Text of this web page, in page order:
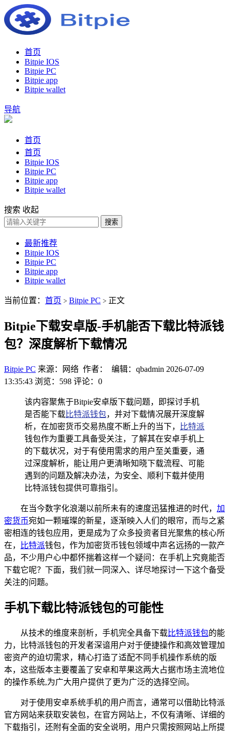
首页
Bitpie IOS
Bitpie PC
Bitpie app
Bitpie wallet
导航
首页
首页
Bitpie IOS
Bitpie PC
Bitpie app
Bitpie wallet
搜索 收起
搜索
最新推荐
Bitpie IOS
Bitpie PC
Bitpie app
Bitpie wallet
当前位置： 首页 > Bitpie PC > 正文
Bitpie下载安卓版-手机能否下载比特派钱
包？深度解析下载情况
Bitpie PC 来源：网络 作者： 编辑：qbadmin 2026-07-09
13:35:43 浏览：598 评论：0
该内容聚焦于Bitpie安卓版下载问题，即探讨手机
是否能下载比特派钱包，并对下载情况展开深度解
析，在加密货币交易热度不断上升的当下，
比特派
钱包作为重要工具备受关注，了解其在安卓手机上
的下载状况，对于有使用需求的用户至关重要，通
过深度解析，能让用户更清晰知晓下载流程、可能
遇到的问题及解决办法，为安全、顺利下载并使用
比特派钱包提供可靠指引。
在当今数字化浪潮以前所未有的速度迅猛推进的时代， 加
密货币宛如一颗璀璨的新星，逐渐映入人们的眼帘，而与之紧
密相连的钱包应用，更是成为了众多投资者目光聚焦的核心所
在，
比特派钱包，作为加密货币钱包领域中声名远扬的一款产
品，不少用户心中都怀揣着这样一个疑问：在手机上究竟能否
下载它呢？下面，我们就一同深入、详尽地探讨一下这个备受
关注的问题。
手机下载比特派钱包的可能性
从技术的维度来剖析，手机完全具备下载比特派钱包的能
力，比特派钱包的开发者深谙用户对于便捷操作和高效管理加
密资产的迫切需求，精心打造了适配不同手机操作系统的版
本，这些版本主要覆盖了安卓和苹果这两大占据市场主流地位
的操作系统,为广大用户提供了更为广泛的选择空间。
对于使用安卓系统手机的用户而言，通常可以借助比特派
官方网站来获取安装包，在官方网站上，不仅有清晰、详细的
下载指引，还附有全面的安全说明，用户只需按照网站上所提